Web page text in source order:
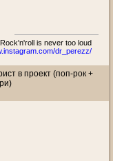
Rock'n'roll is never too loud
dr_perezz/
в проект (поп-рок +